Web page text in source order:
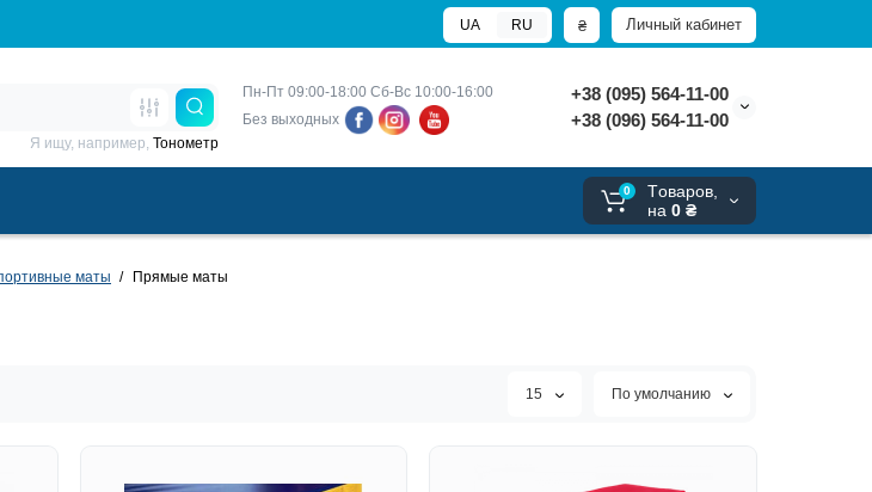
Личный кабинет
₴
UA RU
Пн-Пт 09:00-18:00 Сб-Вс 10:00-16:00
Без выходных
+38 (095) 564-11-00
+38 (096) 564-11-00
Я ищу, например, Тонометр
0
Tоваров,
на 0 ₴
маты Прямые маты
15 По умолчанию